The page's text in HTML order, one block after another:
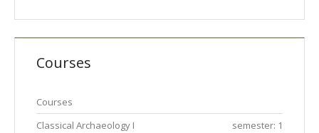
Courses
Courses
Classical Archaeology I
semester: 1